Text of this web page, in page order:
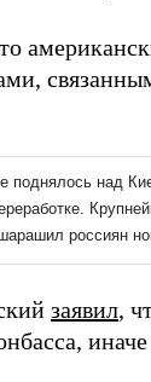
заявил,
иначе